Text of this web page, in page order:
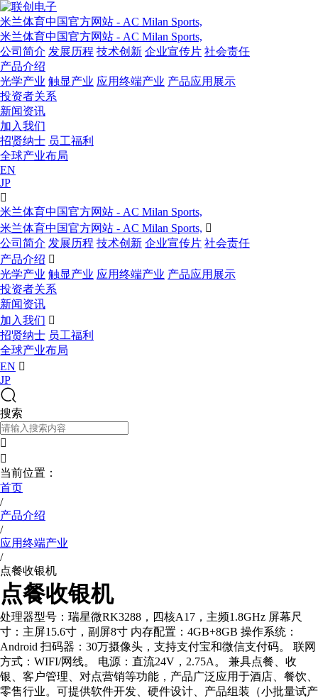
米兰体育中国官方网站 - AC Milan Sports,
米兰体育中国官方网站 - AC Milan Sports,
公司简介 发展历程 技术创新 企业宣传片 社会责任
产品介绍
光学产业 触显产业 应用终端产业 产品应用展示
投资者关系
新闻资讯
加入我们
招贤纳士 员工福利
全球产业布局
EN
JP

米兰体育中国官方网站 - AC Milan Sports,
米兰体育中国官方网站 - AC Milan Sports, 
公司简介 发展历程 技术创新 企业宣传片 社会责任
产品介绍 
光学产业 触显产业 应用终端产业 产品应用展示
投资者关系
新闻资讯
加入我们 
招贤纳士 员工福利
全球产业布局
EN 
JP
搜索


当前位置：
首页
/
产品介绍
/
应用终端产业
/
点餐收银机
点餐收银机
处理器型号：瑞星微RK3288，四核A17，主频1.8GHz 屏幕尺
寸：主屏15.6寸，副屏8寸 内存配置：4GB+8GB 操作系统：
Android 扫码器：30万摄像头，支持支付宝和微信支付码。 联网
方式：WIFI/网线。 电源：直流24V，2.75A。 兼具点餐、收
银、客户管理、对点营销等功能，产品广泛应用于酒店、餐饮、
零售行业。可提供软件开发、硬件设计、产品组装（小批量试产